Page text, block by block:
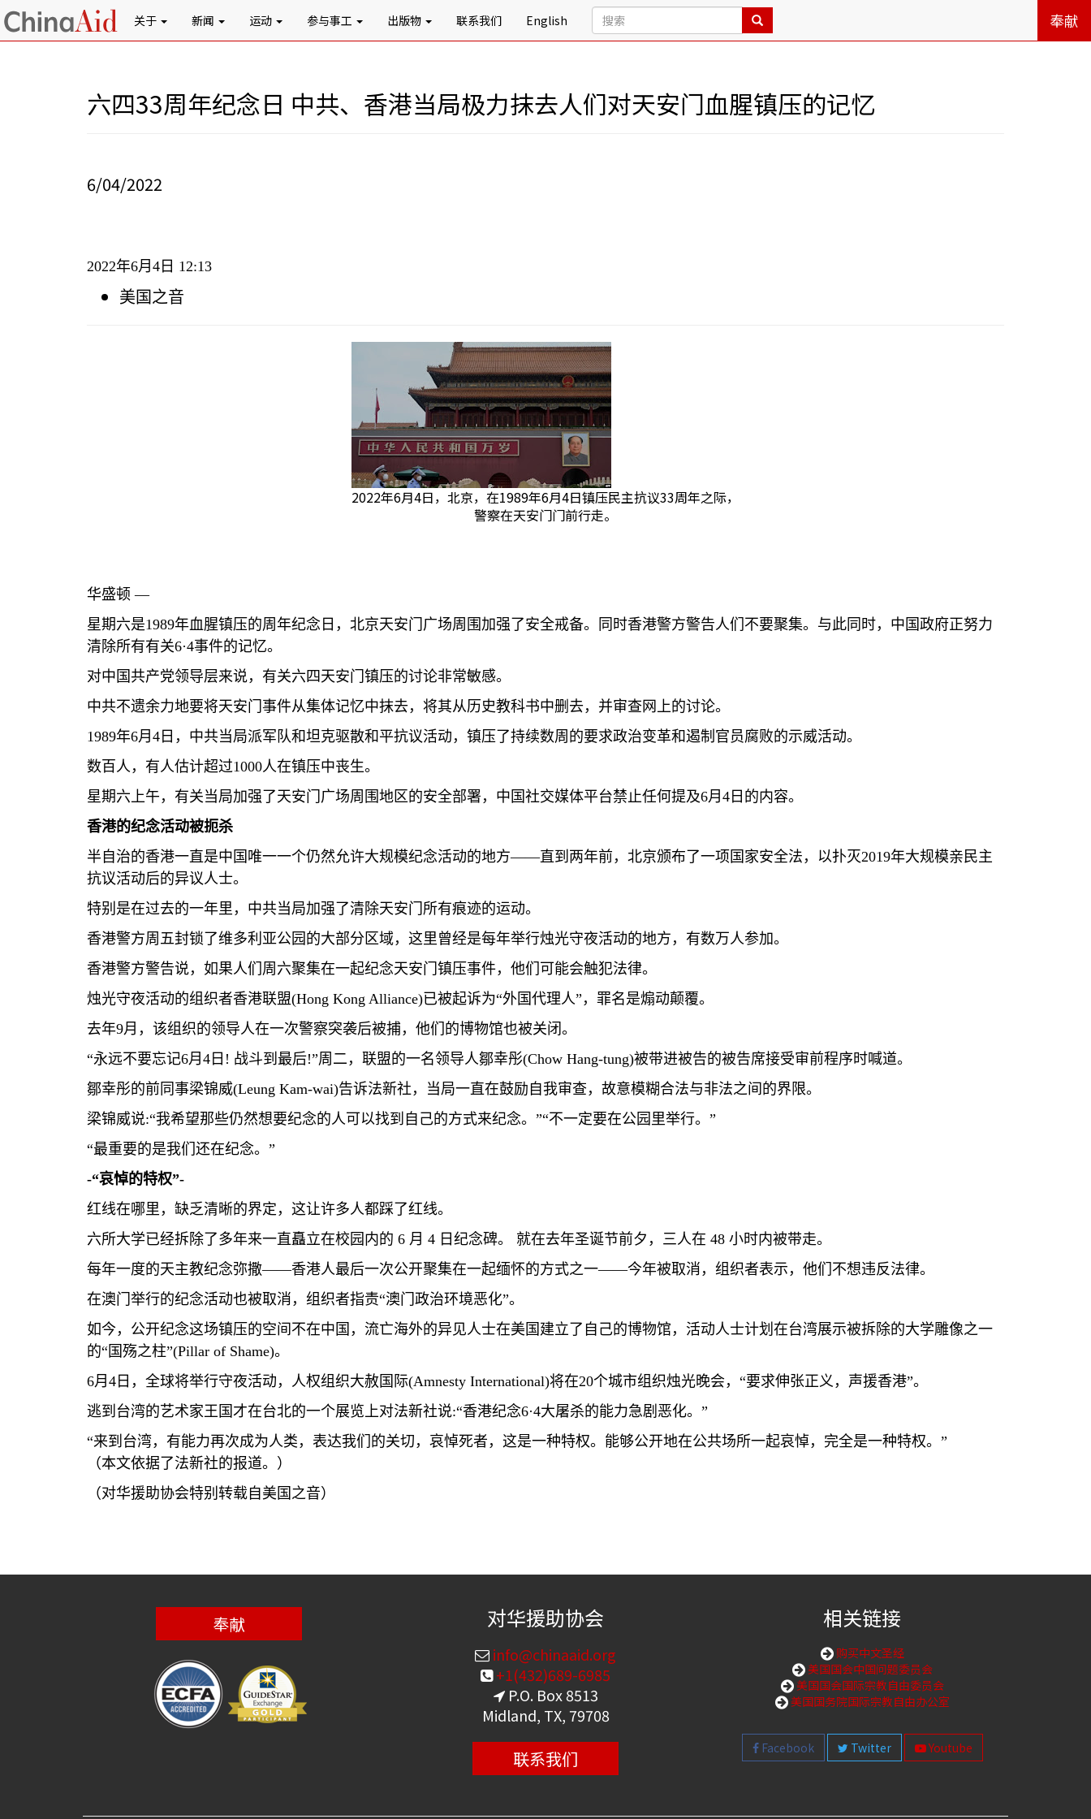
关于 新闻 运动 参与事工 出版物 联系我们 English 奉献
六四33周年纪念日 中共、香港当局极力抹去人们对天安门血腥镇压的记忆
6/04/2022
2022年6月 4 日 12:13
美国之音
2022年6月4日，北京，在1989年6月4日镇压民主抗议33周年之际，
警察在天安门门前行走。
华盛顿 —
星期六是1989年血腥镇压的周年纪念日，北京天安门广场周围加强了安全戒备。同时香港警方警告人们不要聚集。与此同时，中国政府正努力
清除所有有关6·4事件的记忆。
对中国共产党领导层来说，有关六四天安门镇压的讨论非常敏感。
中共不遗余力地要将天安门事件从集体记忆中抹去，将其从历史教科书中删去，并审查网上的讨论。
1989年6月 4 日，中共当局派军队和坦克驱散和平抗议活动，镇压了持续数周的要求政治变革和遏制官员腐败的示威活动。
数百人，有人估计超过1000人在镇压中丧生。
星期六上午，有关当局加强了天安门广场周围地区的安全部署，中国社交媒体平台禁止任何提及6月 4 日的内容。
香港的纪念活动被扼杀
半自治的香港一直是中国唯一一个仍然允许大规模纪念活动的地方——直到两年前，北京颁布了一项国家安全法，以扑灭2019年大规模亲民主
抗议活动后的异议人士。
特别是在过去的一年里，中共当局加强了清除天安门所有痕迹的运动。
香港警方周五封锁了维多利亚公园的大部分区域，这里曾经是每年举行烛光守夜活动的地方，有数万人参加。
香港警方警告说，如果人们周六聚集在一起纪念天安门镇压事件，他们可能会触犯法律。
烛光守夜活动的组织者香港联盟(Hong Kong Alliance)已被起诉为“外国代理人”，罪名是煽动颠覆。
去年9月，该组织的领导人在一次警察突袭后被捕，他们的博物馆也被关闭。
“永远不要忘记6月 4 日 ! 战斗到最后!”周二，联盟的一名领导人鄒幸彤(Chow Hang-tung)被带进被告的被告席接受审前程序时喊道。
鄒幸彤的前同事梁锦威(Leung Kam-wai)告诉法新社，当局一直在鼓励自我审查，故意模糊合法与非法之间的界限。
梁锦威说:“我希望那些仍然想要纪念的人可以找到自己的方式来纪念。”“不一定要在公园里举行。”
“最重要的是我们还在纪念。”
-“哀悼的特权”-
红线在哪里，缺乏清晰的界定，这让许多人都踩了红线。
六所大学已经拆除了多年来一直矗立在校园内的 6 月 4 日纪念碑。 就在去年圣诞节前夕，三人在 48 小时内被带走。
每年一度的天主教纪念弥撒——香港人最后一次公开聚集在一起缅怀的方式之一——今年被取消，组织者表示，他们不想违反法律。
在澳门举行的纪念活动也被取消，组织者指责“澳门政治环境恶化”。
如今，公开纪念这场镇压的空间不在中国，流亡海外的异见人士在美国建立了自己的博物馆，活动人士计划在台湾展示被拆除的大学雕像之一
的“国殇之柱”(Pillar of Shame)。
6月 4 日，全球将举行守夜活动，人权组织大赦国际(Amnesty International)将在20个城市组织烛光晚会，“要求伸张正义，声援香港”。
逃到台湾的艺术家王国才在台北的一个展览上对法新社说:“香港纪念6·4大屠杀的能力急剧恶化。”
“来到台湾，有能力再次成为人类，表达我们的关切，哀悼死者，这是一种特权。能够公开地在公共场所一起哀悼，完全是一种特权。”
（本文依据了法新社的报道。）
（对华援助协会特别转载自美国之音）
奉献 对华援助协会
info@chinaaid.org
+1(432)689-6985
P.O. Box 8513
Midland, TX, 79708
联系我们
相关链接
购买中文圣经
美国国会中国问题委员会
美国国会国际宗教自由委员会
美国国务院国际宗教自由办公室
Facebook Twitter Youtube